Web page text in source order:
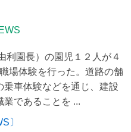
利園長）の園児１２人が４
場体験を行った。道路の舗
車体験などを通じ、建設
であることを ...
〕